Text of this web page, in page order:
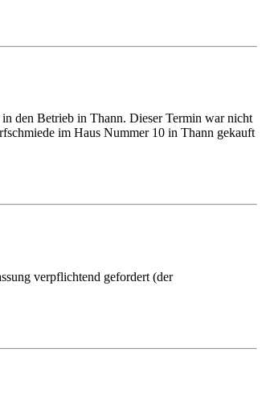
in den Betrieb in Thann. Dieser Termin war nicht
im Haus Nummer 10 in Thann gekauft
verpflichtend gefordert (der